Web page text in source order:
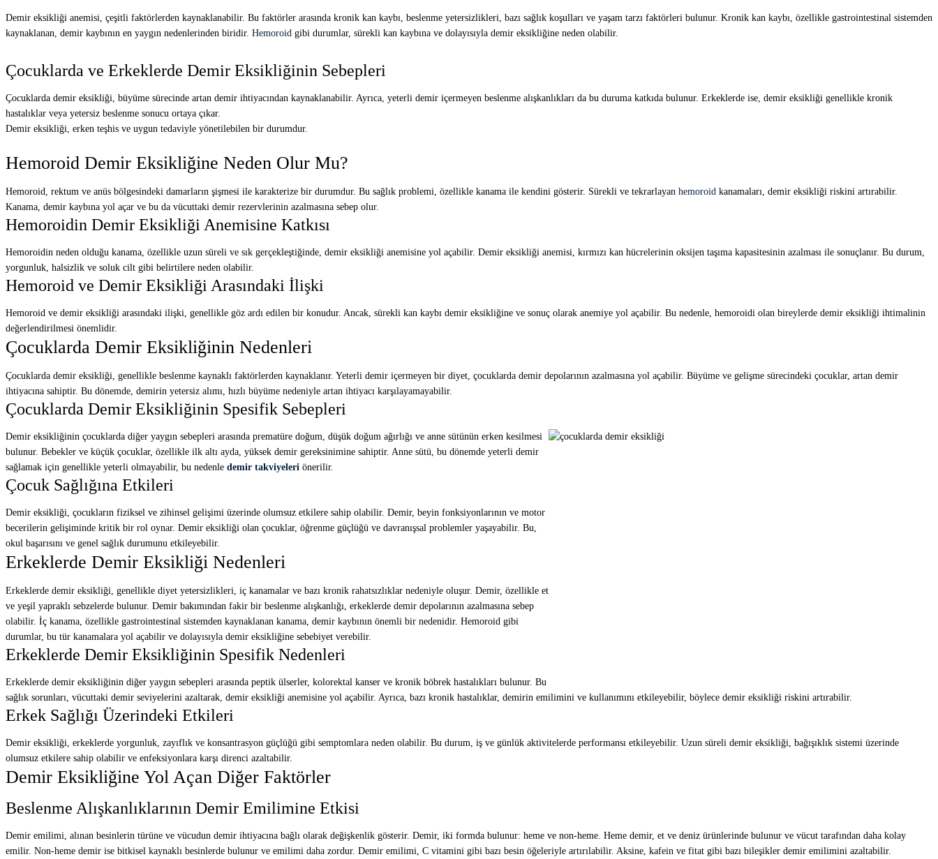
Demir eksikliği anemisi, çeşitli faktörlerden kaynaklanabilir. Bu faktörler arasında kronik kan kaybı, beslenme yetersizlikleri, bazı sağlık koşulları ve yaşam tarzı faktörleri bulunur. Kronik kan kaybı, özellikle gastrointestinal sistemden
kaynaklanan, demir kaybının en yaygın nedenlerinden biridir. Hemoroid gibi durumlar, sürekli kan kaybına ve dolayısıyla demir eksikliğine neden olabilir.
Çocuklarda ve Erkeklerde Demir Eksikliğinin Sebepleri
Çocuklarda demir eksikliği, büyüme sürecinde artan demir ihtiyacından kaynaklanabilir. Ayrıca, yeterli demir içermeyen beslenme alışkanlıkları da bu duruma katkıda bulunur. Erkeklerde ise, demir eksikliği genellikle kronik
hastalıklar veya yetersiz beslenme sonucu ortaya çıkar.
Demir eksikliği, erken teşhis ve uygun tedaviyle yönetilebilen bir durumdur.
Hemoroid Demir Eksikliğine Neden Olur Mu?
Hemoroid, rektum ve anüs bölgesindeki damarların şişmesi ile karakterize bir durumdur. Bu sağlık problemi, özellikle kanama ile kendini gösterir. Sürekli ve tekrarlayan hemoroid kanamaları, demir eksikliği riskini artırabilir.
Kanama, demir kaybına yol açar ve bu da vücuttaki demir rezervlerinin azalmasına sebep olur.
Hemoroidin Demir Eksikliği Anemisine Katkısı
Hemoroidin neden olduğu kanama, özellikle uzun süreli ve sık gerçekleştiğinde, demir eksikliği anemisine yol açabilir. Demir eksikliği anemisi, kırmızı kan hücrelerinin oksijen taşıma kapasitesinin azalması ile sonuçlanır. Bu durum,
yorgunluk, halsizlik ve soluk cilt gibi belirtilere neden olabilir.
Hemoroid ve Demir Eksikliği Arasındaki İlişki
Hemoroid ve demir eksikliği arasındaki ilişki, genellikle göz ardı edilen bir konudur. Ancak, sürekli kan kaybı demir eksikliğine ve sonuç olarak anemiye yol açabilir. Bu nedenle, hemoroidi olan bireylerde demir eksikliği ihtimalinin
değerlendirilmesi önemlidir.
Çocuklarda Demir Eksikliğinin Nedenleri
Çocuklarda demir eksikliği, genellikle beslenme kaynaklı faktörlerden kaynaklanır. Yeterli demir içermeyen bir diyet, çocuklarda demir depolarının azalmasına yol açabilir. Büyüme ve gelişme sürecindeki çocuklar, artan demir
ihtiyacına sahiptir. Bu dönemde, demirin yetersiz alımı, hızlı büyüme nedeniyle artan ihtiyacı karşılayamayabilir.
Çocuklarda Demir Eksikliğinin Spesifik Sebepleri
Demir eksikliğinin çocuklarda diğer yaygın sebepleri arasında prematüre doğum, düşük doğum ağırlığı ve anne sütünün erken kesilmesi
bulunur. Bebekler ve küçük çocuklar, özellikle ilk altı ayda, yüksek demir gereksinimine sahiptir. Anne sütü, bu dönemde yeterli demir
sağlamak için genellikle yeterli olmayabilir, bu nedenle demir takviyeleri önerilir.
Çocuk Sağlığına Etkileri
Demir eksikliği, çocukların fiziksel ve zihinsel gelişimi üzerinde olumsuz etkilere sahip olabilir. Demir, beyin fonksiyonlarının ve motor
becerilerin gelişiminde kritik bir rol oynar. Demir eksikliği olan çocuklar, öğrenme güçlüğü ve davranışsal problemler yaşayabilir. Bu,
okul başarısını ve genel sağlık durumunu etkileyebilir.
Erkeklerde Demir Eksikliği Nedenleri
Erkeklerde demir eksikliği, genellikle diyet yetersizlikleri, iç kanamalar ve bazı kronik rahatsızlıklar nedeniyle oluşur. Demir, özellikle et
ve yeşil yapraklı sebzelerde bulunur. Demir bakımından fakir bir beslenme alışkanlığı, erkeklerde demir depolarının azalmasına sebep
olabilir. İç kanama, özellikle gastrointestinal sistemden kaynaklanan kanama, demir kaybının önemli bir nedenidir. Hemoroid gibi
durumlar, bu tür kanamalara yol açabilir ve dolayısıyla demir eksikliğine sebebiyet verebilir.
Erkeklerde Demir Eksikliğinin Spesifik Nedenleri
Erkeklerde demir eksikliğinin diğer yaygın sebepleri arasında peptik ülserler, kolorektal kanser ve kronik böbrek hastalıkları bulunur. Bu
sağlık sorunları, vücuttaki demir seviyelerini azaltarak, demir eksikliği anemisine yol açabilir. Ayrıca, bazı kronik hastalıklar, demirin emilimini ve kullanımını etkileyebilir, böylece demir eksikliği riskini artırabilir.
Erkek Sağlığı Üzerindeki Etkileri
Demir eksikliği, erkeklerde yorgunluk, zayıflık ve konsantrasyon güçlüğü gibi semptomlara neden olabilir. Bu durum, iş ve günlük aktivitelerde performansı etkileyebilir. Uzun süreli demir eksikliği, bağışıklık sistemi üzerinde
olumsuz etkilere sahip olabilir ve enfeksiyonlara karşı direnci azaltabilir.
Demir Eksikliğine Yol Açan Diğer Faktörler
Beslenme Alışkanlıklarının Demir Emilimine Etkisi
Demir emilimi, alınan besinlerin türüne ve vücudun demir ihtiyacına bağlı olarak değişkenlik gösterir. Demir, iki formda bulunur: heme ve non-heme. Heme demir, et ve deniz ürünlerinde bulunur ve vücut tarafından daha kolay
emilir. Non-heme demir ise bitkisel kaynaklı besinlerde bulunur ve emilimi daha zordur. Demir emilimi, C vitamini gibi bazı besin öğeleriyle artırılabilir. Aksine, kafein ve fitat gibi bazı bileşikler demir emilimini azaltabilir.